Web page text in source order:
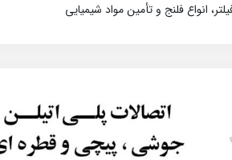
انواع فلنج و تأمین مواد شیمیایی